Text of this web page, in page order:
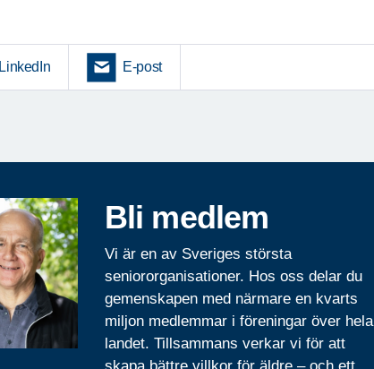
LinkedIn E-post
Bli medlem
Vi är en av Sveriges största
seniororganisationer. Hos oss delar du
gemenskapen med närmare en kvarts
miljon medlemmar i föreningar över hela
landet. Tillsammans verkar vi för att